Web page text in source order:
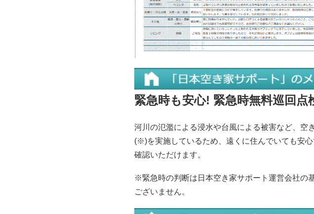
緊急時も安心! 緊急時無料巡回点
河川の氾濫による浸水や台風による被害など、空
(※)を実施しているため、遠くに住んでいても安
確認いただけます。
※緊急時の判断は日本空き家サポート運営会社の
ございません。